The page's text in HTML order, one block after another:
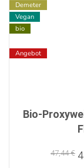
Demeter
Vegan
bio
Angebot
Bio-
47,44 €